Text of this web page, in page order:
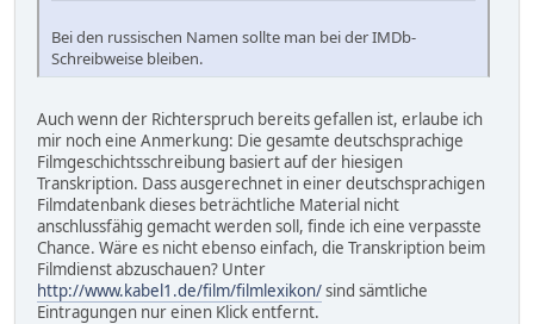
Bei den russischen Namen sollte man bei der IMDb-
Schreibweise bleiben.
Auch wenn der Richterspruch bereits gefallen ist, erlaube ich
mir noch eine Anmerkung: Die gesamte deutschsprachige
Filmgeschichtsschreibung basiert auf der hiesigen
Transkription. Dass ausgerechnet in einer deutschsprachigen
Filmdatenbank dieses beträchtliche Material nicht
anschlussfähig gemacht werden soll, finde ich eine verpasste
Chance. Wäre es nicht ebenso einfach, die Transkription beim
Filmdienst abzuschauen? Unter
http://www.kabel1.de/film/filmlexikon/sind sämtliche
Eintragungen nur einen Klick entfernt.